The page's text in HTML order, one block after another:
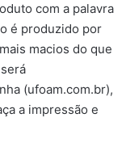
com a palavra
é produzido por
macios do que
(ufoam.com.br),
a impressão e